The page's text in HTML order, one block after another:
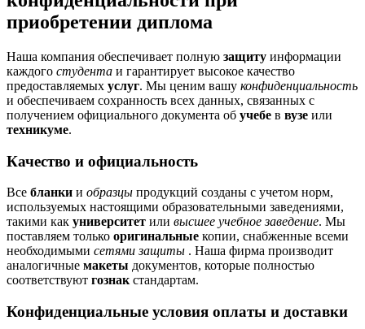
приобретении диплома
Наша компания обеспечивает полную защиту информации
каждого студента и гарантирует высокое качество
предоставляемых услуг. Мы ценим вашу конфиденциальность
и обеспечиваем сохранность всех данных, связанных с
получением официального документа об учебе в вузе или
техникуме.
Качество и официальность
Все бланки и образцы продукций созданы с учетом норм,
используемых настоящими образовательными заведениями,
такими как университет или высшее учебное заведение. Мы
поставляем только оригинальные копии, снабженные всеми
необходимыми сетями защиты . Наша фирма производит
аналогичные макеты документов, которые полностью
соответствуют гознакстандартам.
Конфиденциальные условия оплаты и доставки